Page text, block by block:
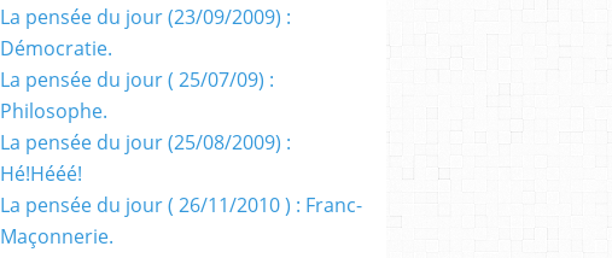
La pensée du jour (23/09/2009) :
Démocratie.
La pensée du jour ( 25/07/09) :
Philosophe.
La pensée du jour (25/08/2009) :
Hé!Hééé!
La pensée du jour ( 26/11/2010 ) : Franc-
Maçonnerie.